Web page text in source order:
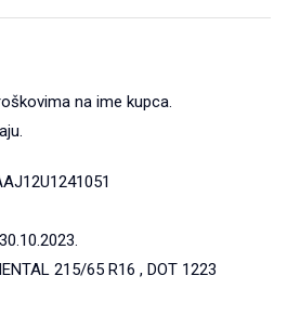
na ime kupca.
215/65 R16 , DOT 1223